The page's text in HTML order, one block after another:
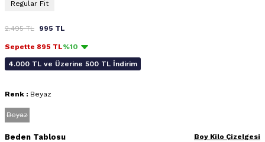
Regular Fit
2.495TL 995 TL
Sepette 895 TL%10
4.000 TL ve Üzerine 500 TL İndirim
Renk : Beyaz
Beyaz
Beden Tablosu Boy Kilo Çizelgesi